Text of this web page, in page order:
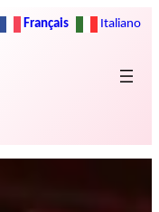
Français Italiano